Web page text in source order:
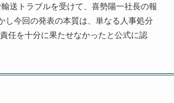
送トラブルを受けて、喜勢陽一社長の報
し今回の発表の本質は、単なる人事処分
任を十分に果たせなかったと公式に認